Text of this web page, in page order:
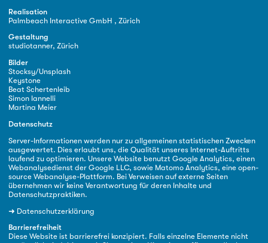
Realisation
Palmbeach Interactive GmbH , Zürich
Gestaltung
studiotanner, Zürich
Bilder
Stocksy/Unsplash
Keystone
Beat Schertenleib
Simon Iannelli
Martina Meier
Datenschutz
Server-Informationen werden nur zu allgemeinen statistischen Zwecken
ausgewertet. Dies erlaubt uns, die Qualität unseres Internet-Auftritts
laufend zu optimieren. Unsere Website benutzt Google Analytics, einen
Webanalysedienst der Google LLC, sowie Matomo Analytics, eine open-
source Webanalyse-Plattform. Bei Verweisen auf externe Seiten
übernehmen wir keine Verantwortung für deren Inhalte und
Datenschutzpraktiken.
➜ Datenschutzerklärung
Barrierefreiheit
Diese Website ist barrierefrei konzipiert. Falls einzelne Elemente nicht